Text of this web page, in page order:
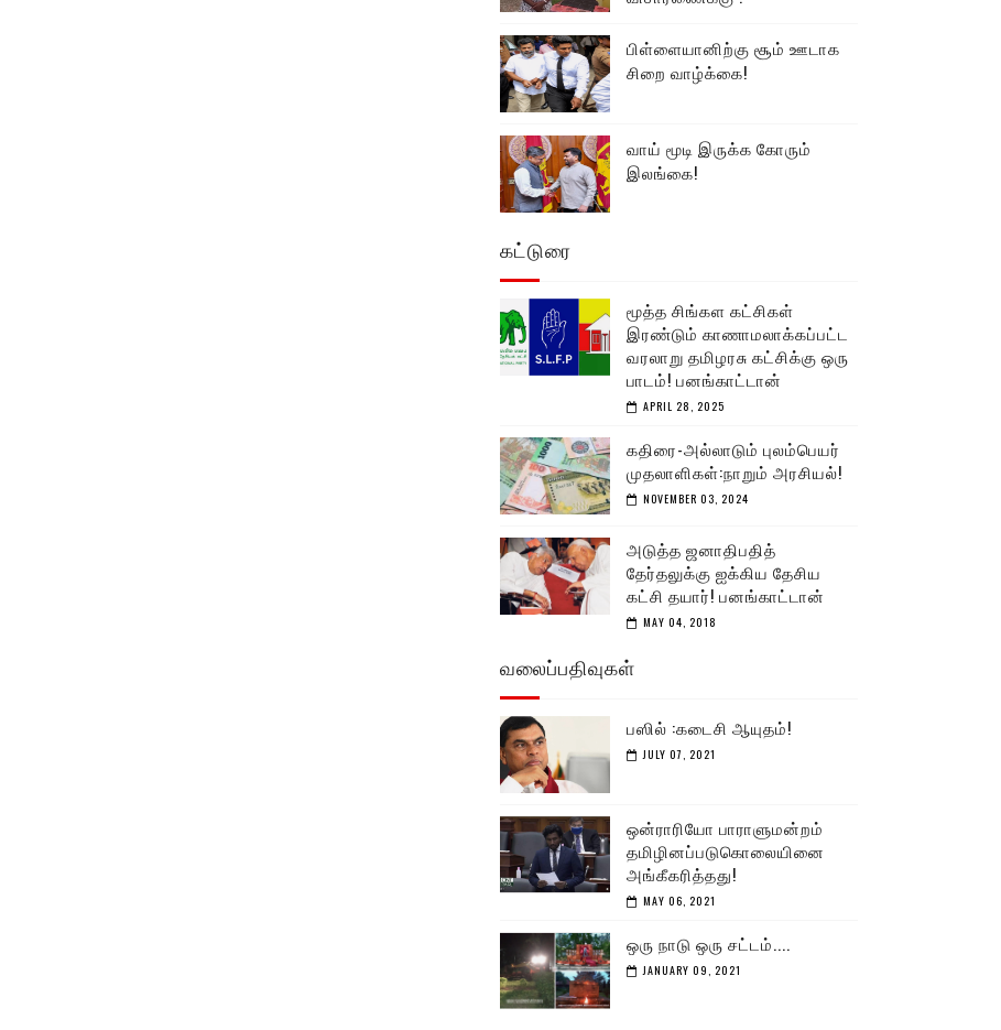
பிள்ளையானிற்கு சூம் ஊடாக
சிறை வாழ்க்கை!
வாய் மூடி இருக்க கோரும்
இலங்கை!
கட்டுரை
மூத்த சிங்கள கட்சிகள்
இரண்டும் காணாமலாக்கப்பட்ட
வரலாறு தமிழரசு கட்சிக்கு ஒரு
பாடம்! பனங்காட்டான்
APRIL 28, 2025
கதிரை-அல்லாடும் புலம்பெயர்
முதலாளிகள்:நாறும் அரசியல்!
NOVEMBER 03, 2024
அடுத்த ஜனாதிபதித்
தேர்தலுக்கு ஐக்கிய தேசிய
கட்சி தயார்! பனங்காட்டான்
MAY 04, 2018
வலைப்பதிவுகள்
பஸில் :கடைசி ஆயுதம்!
JULY 07, 2021
ஒன்ராரியோ பாராளுமன்றம்
தமிழினப்படுகொலையினை
அங்கீகரித்தது!
MAY 06, 2021
ஒரு நாடு ஒரு சட்டம்....
JANUARY 09, 2021